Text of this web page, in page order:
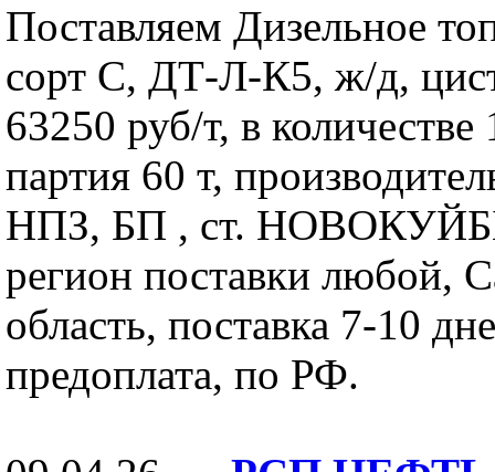
Поставляем Дизельное
сорт C, ДТ-Л-К5, ж/д,
63250 руб/т, в
партия 60 т,
НПЗ, БП , ст.
регион поставки любой,
область, поставка 7-10
предоплата, по РФ.